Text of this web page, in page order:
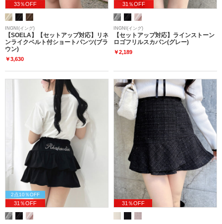
33％OFF
INGNI(イング)
【SOELA】【セットアップ対応】リネ
ンライクベルト付ショートパンツ(ブラ
ウン)
￥3,630
31％OFF
INGNI(イング)
【セットアップ対応】ラインストーン
ロゴフリルスカパン(グレー)
￥2,189
2点10％OFF
31％OFF 31％OFF